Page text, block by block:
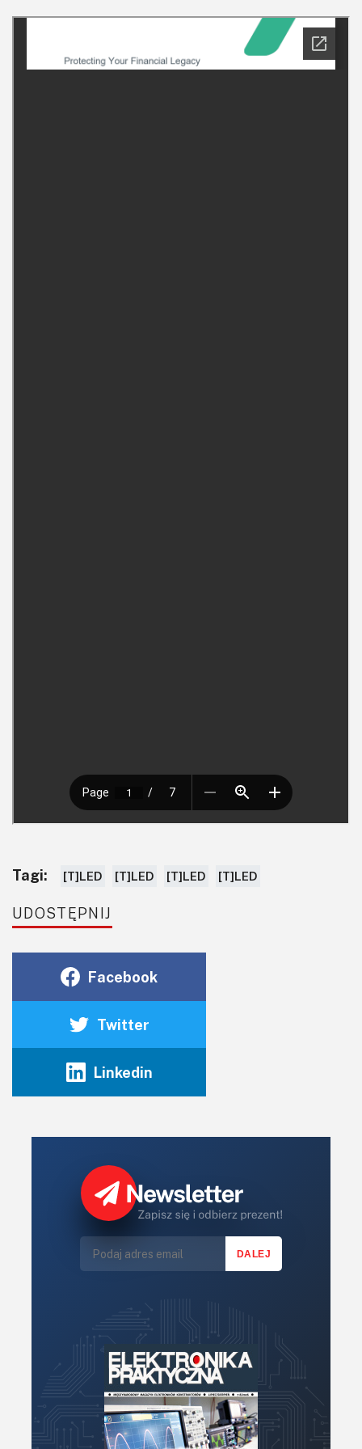
Tagi: [T]LED [T]LED [T]LED [T]LED
UDOSTĘPNIJ
Facebook
Twitter
Linkedin